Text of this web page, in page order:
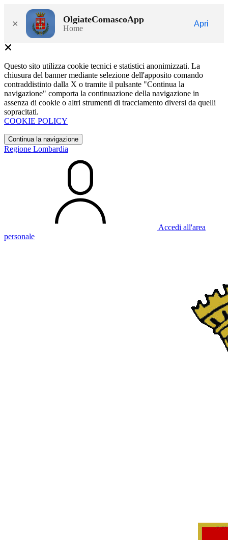
× OlgiateComascoApp
Home
Apri
Questo sito utilizza cookie tecnici e statistici anonimizzati. La
chiusura del banner mediante selezione dell'apposito comando
contraddistinto dalla X o tramite il pulsante "Continua la
navigazione" comporta la continuazione della navigazione in
assenza di cookie o altri strumenti di tracciamento diversi da quelli
sopracitati.
COOKIE POLICY
Continua la navigazione
Regione Lombardia
Accedi all'area
personale